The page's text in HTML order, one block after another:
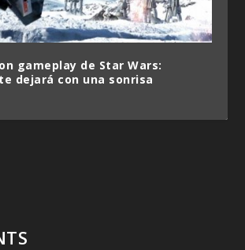
gameplay de Star Wars:
dejará con una sonrisa